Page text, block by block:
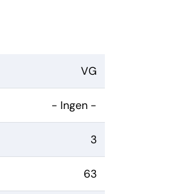
VG
- Ingen -
3
63